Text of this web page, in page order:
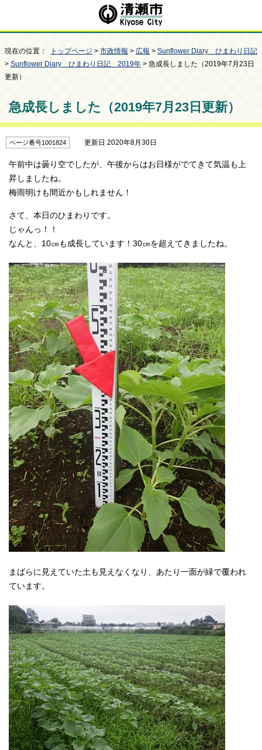
現在の位置： トップページ > 市政情報 > 広報 > Sunflower Diary ひまわり日記
> Sunflower Diary ひまわり日記 2019年 > 急成長しました（2019年7月23日
更新）
急成長しました（2019年7月23日更新）
ページ番号1001824 更新日 2020年8月30日
午前中は曇り空でしたが、午後からはお日様がでてきて気温も上
昇しましたね。
梅雨明けも間近かもしれません！
さて、本日のひまわりです。
じゃんっ！！
なんと、10㎝も成長しています！30㎝を超えてきましたね。
まばらに見えていた土も見えなくなり、あたり一面が緑で覆われ
ています。